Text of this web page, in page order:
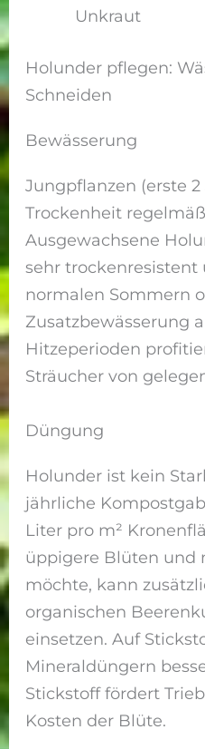
Unkraut
Holunder pflegen:
Schneiden
Bewässerung
Jungpflanzen (erste 2
Trockenheit
Ausgewachsene
sehr
normalen Sommern
Zusatzbewässerung
Hitzeperioden
Sträucher von
Düngung
Holunder ist kein
jährliche
Liter pro m²
üppigere Blüten und
möchte, kann
organischen
einsetzen. Auf
Mineraldüngern
Stickstoff fördert
Kosten der Blüte.